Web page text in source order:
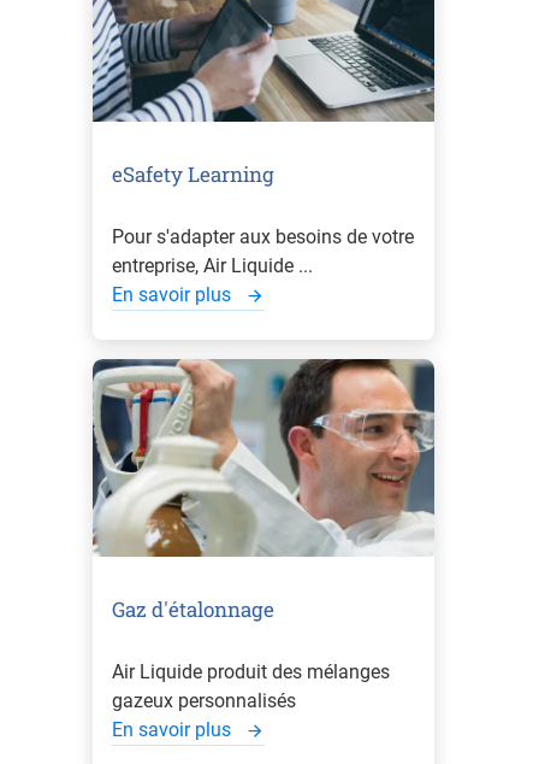
eSafety Learning
Pour s'adapter aux besoins de votre
entreprise, Air Liquide ...
En savoir plus
Gaz d'étalonnage
Air Liquide produit des mélanges
gazeux personnalisés
En savoir plus